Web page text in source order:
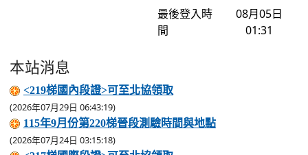
最後登入時
間
08月05日
01:31
本站消息
<219梯國內段證>可至北協領取
(2026年07月29日 06:43:19)
115年9月份第220梯晉段測驗時間與地點
(2026年07月24日 03:15:18)